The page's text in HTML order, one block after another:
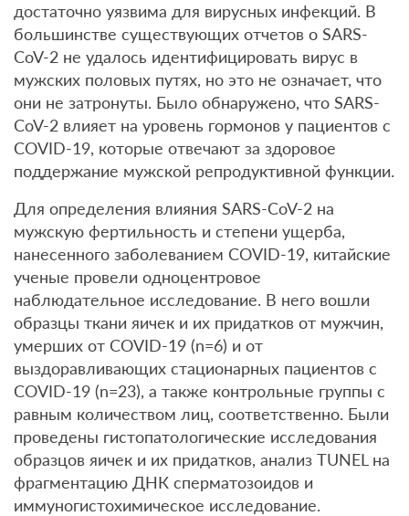
достаточно уязвима для вирусных инфекций. В
большинстве существующих отчетов о SARS-
CoV-2 не удалось идентифицировать вирус в
мужских половых путях, но это не означает, что
они не затронуты. Было обнаружено, что SARS-
CoV-2 влияет на уровень гормонов у пациентов с
COVID-19, которые отвечают за здоровое
поддержание мужской репродуктивной функции.
Для определения влияния SARS-CoV-2 на
мужскую фертильность и степени ущерба,
нанесенного заболеванием COVID-19, китайские
ученые провели одноцентровое
наблюдательное исследование. В него вошли
образцы ткани яичек и их придатков от мужчин,
умерших от COVID-19 (n=6) и от
выздоравливающих стационарных пациентов с
COVID-19 (n=23), а также контрольные группы с
равным количеством лиц, соответственно. Были
проведены гистопатологические исследования
образцов яичек и их придатков, анализ TUNEL на
фрагментацию ДНК сперматозоидов и
иммуногистохимическое исследование.